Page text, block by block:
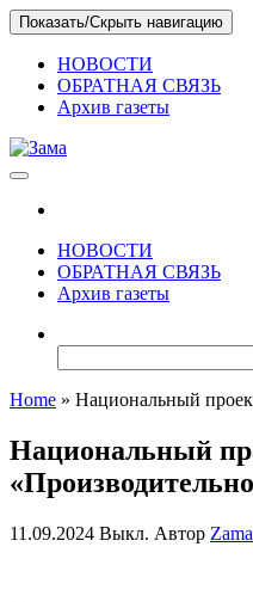
Skip
to
content
Показать/Скрыть навигацию
НОВОСТИ
ОБРАТНАЯ СВЯЗЬ
Архив газеты
НОВОСТИ
ОБРАТНАЯ СВЯЗЬ
Архив газеты
Home » Национальный
Национальный
11.09.2024 Выкл. Автор Zama